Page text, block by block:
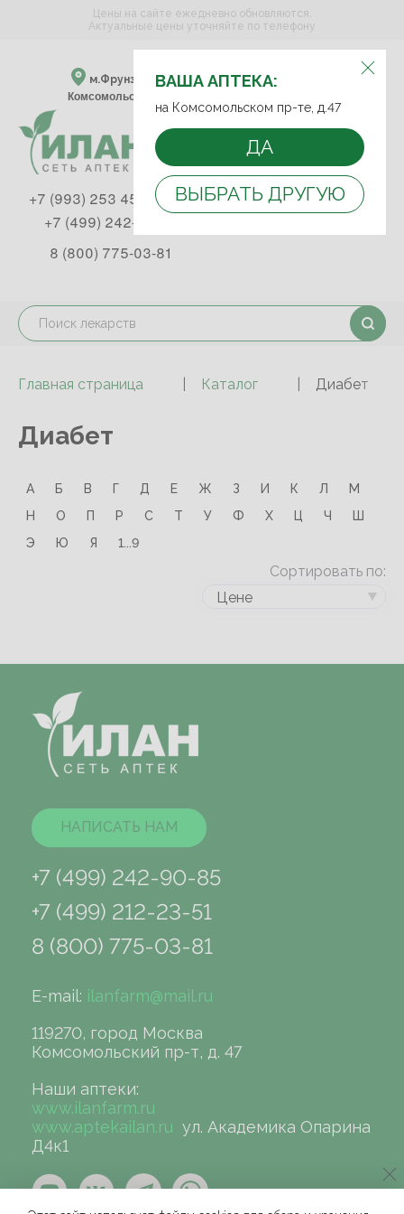
ВЫБЕРИТЕ АПТЕКУ:
м.Фрунзенская м.Спортивная
Комсомольский пр-т, д. 47
ВАША АПТЕКА:
на Комсомольском пр-те, д.47
ДА
ВЫБРАТЬ ДРУГУЮ
Цены на сайте ежедневно обновляются.
Актуальные цены уточняйте по телефону
+7 (993) 253 45 93
+7 (499) 242-90-85
8 (800) 775-03-81
Главная страница Каталог Диабет
Диабет
А Б В Г Д Е Ж З И К Л
М
Н
О П Р С Т У Ф Х Ц Ч
Ш
Э
Ю Я 1...9
Сортировать по:
Цене
НАПИСАТЬ НАМ
+7 (499) 242-90-85
+7 (499) 212-23-51
8 (800) 775-03-81
E-mail: ilanfarm@mail.ru
119270, город Москва
Комсомольский пр-т, д. 47
Наши аптеки:
www.ilanfarm.ru
www.aptekailan.ru ул. Академика Опарина
Д4к1